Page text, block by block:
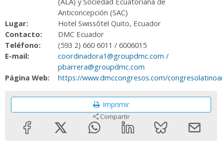
Anticoncepción (SAC)
Lugar:
Hotel Swissôtel Quito, Ecuador
Contacto:
DMC Ecuador
Teléfono:
(593 2) 660 6011 / 6006015
E-mail:
coordinadora1@groupdmc.com /
pbarrera@groupdmc.com
Página Web:
https://www.dmccongresos.com/
Imprimir
Compartir